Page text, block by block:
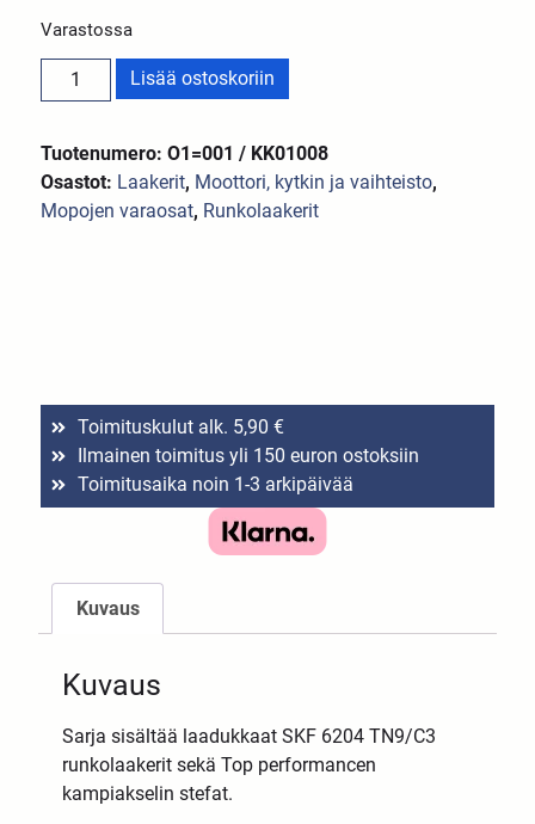
Varastossa
Lisää ostoskoriin
Tuotenumero: O1=001 / KK01008
Osastot: Laakerit, Moottori, kytkin ja vaihteisto,
Mopojen varaosat, Runkolaakerit
Toimituskulut alk. 5,90 €
Ilmainen toimitus yli 150 euron ostoksiin
Toimitusaika noin 1-3 arkipäivää
Kuvaus
Kuvaus
Sarja sisältää laadukkaat SKF 6204 TN9/C3
runkolaakerit sekä Top performancen
kampiakselin stefat.